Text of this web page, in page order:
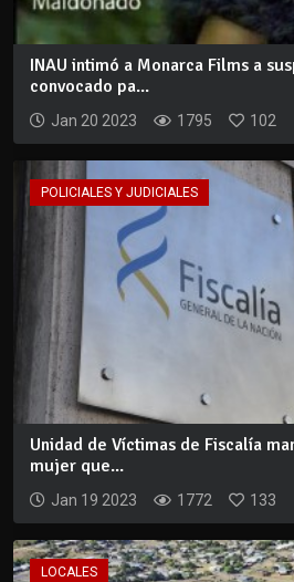
INAU intimó a Monarca Films a
convocado pa...
Jan 20 2023 1795 102
POLICIALES Y JUDICIALES
Unidad de Víctimas de Fiscalía
mujer que...
Jan 19 2023 1772 133
LOCALES